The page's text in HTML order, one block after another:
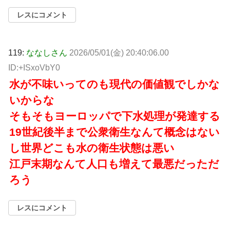
レスにコメント
119: ななしさん 2026/05/01(金) 20:40:06.00
ID:+ISxoVbY0
水が不味いってのも現代の価値観でしかな
いからな
そもそもヨーロッパで下水処理が発達する
19世紀後半まで公衆衛生なんて概念はない
し世界どこも水の衛生状態は悪い
江戸末期なんて人口も増えて最悪だっただ
ろう
レスにコメント